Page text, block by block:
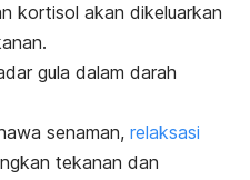
kortisol akan dikeluarkan
gula dalam darah
senaman, relaksasi
tekanan dan